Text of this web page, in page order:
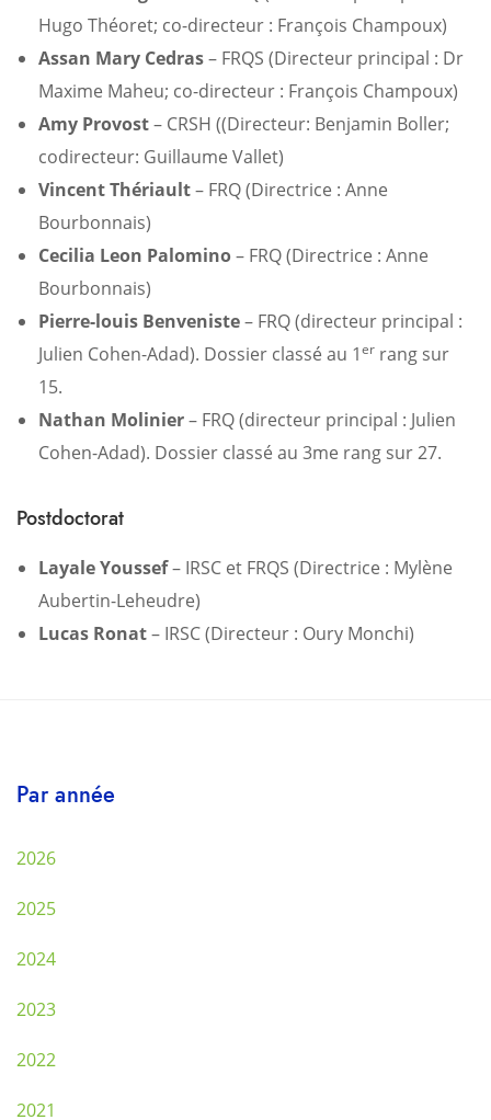
Hugo Théoret; co-directeur : François Champoux)
Assan Mary Cedras– FRQS (Directeur principal : Dr
Maxime Maheu; co-directeur : François Champoux)
Amy Provost– CRSH ((Directeur: Benjamin Boller;
codirecteur: Guillaume Vallet)
Vincent Thériault– FRQ (Directrice : Anne
Bourbonnais)
Cecilia Leon Palomino– FRQ (Directrice : Anne
Bourbonnais)
Pierre-louis Benveniste– FRQ (directeur principal :
Julien Cohen-Adad). Dossier classé au 1er rang sur
15.
Nathan Molinier– FRQ (directeur principal : Julien
Cohen-Adad). Dossier classé au 3me rang sur 27.
Postdoctorat
Layale Youssef– IRSC et FRQS (Directrice : Mylène
Aubertin-Leheudre)
Lucas Ronat– IRSC (Directeur : Oury Monchi)
Par année
2026
2025
2024
2023
2022
2021